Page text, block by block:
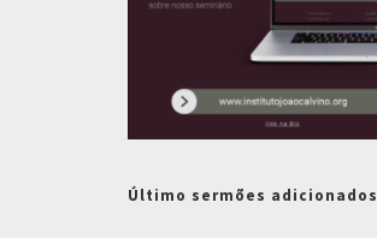
Último sermões adicionados